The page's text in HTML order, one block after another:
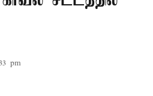
pm